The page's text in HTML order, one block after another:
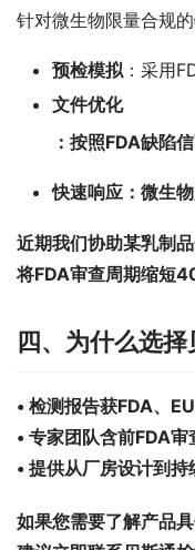
针对微生物限量合规
预检模拟 ：采用
文件优化
：按照FDA缺陷
快速响应 ：微生
近期我们协助某乳制
将FDA审查周期缩短
四、为什么选择
• 检测报告获FDA、
• 专家团队含前FDA
• 提供从厂房设计到
如果您需要了解产品